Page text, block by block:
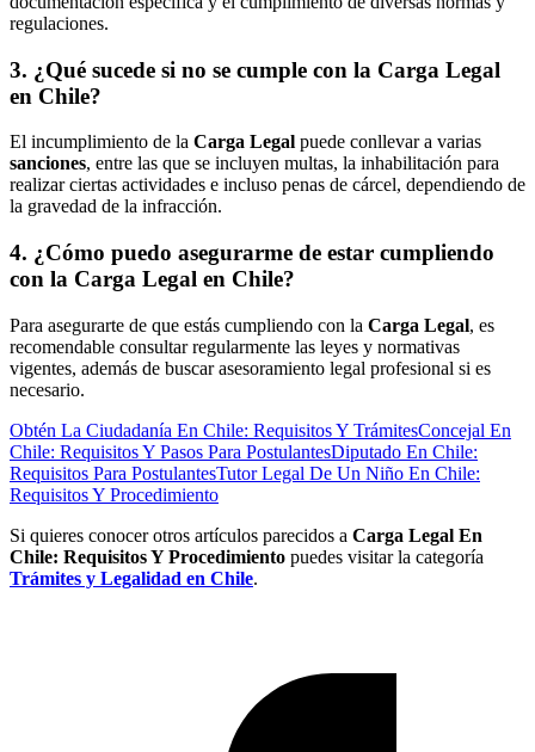
regulaciones.
3. ¿Qué sucede si no se cumple con la Carga Legal
en Chile?
El incumplimiento de la Carga Legal puede conllevar a varias
sanciones, entre las que se incluyen multas, la inhabilitación para
realizar ciertas actividades e incluso penas de cárcel, dependiendo de
la gravedad de la infracción.
4. ¿Cómo puedo asegurarme de estar cumpliendo
con la Carga Legal en Chile?
Para asegurarte de que estás cumpliendo con la Carga Legal, es
recomendable consultar regularmente las leyes y normativas
vigentes, además de buscar asesoramiento legal profesional si es
necesario.
Obtén La Ciudadanía En Chile: Requisitos Y TrámitesConcejal En
Chile: Requisitos Y Pasos Para PostulantesDiputado En Chile:
Requisitos Para PostulantesTutor Legal De Un Niño En Chile:
Requisitos Y Procedimiento
Si quieres conocer otros artículos parecidos a Carga Legal En
Chile: Requisitos Y Procedimiento puedes visitar la categoría
Trámites y Legalidad en Chile.